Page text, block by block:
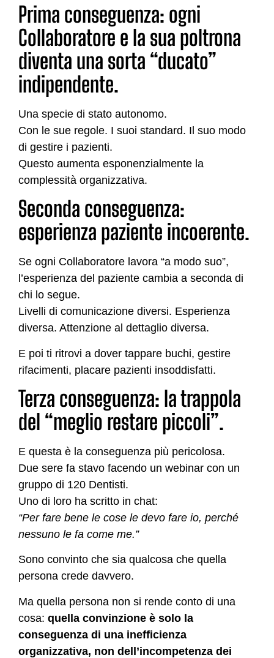
Prima conseguenza: ogni
Collaboratore e la sua poltrona
diventa una sorta “ducato”
indipendente.
Una specie di stato autonomo.
Con le sue regole. I suoi standard. Il suo modo
di gestire i pazienti.
Questo aumenta esponenzialmente la
complessità organizzativa.
Seconda conseguenza:
esperienza paziente incoerente.
Se ogni Collaboratore lavora “a modo suo”,
l’esperienza del paziente cambia a seconda di
chi lo segue.
Livelli di comunicazione diversi. Esperienza
diversa. Attenzione al dettaglio diversa.
E poi ti ritrovi a dover tappare buchi, gestire
rifacimenti, placare pazienti insoddisfatti.
Terza conseguenza: la trappola
del “meglio restare piccoli”.
E questa è la conseguenza più pericolosa.
Due sere fa stavo facendo un webinar con un
gruppo di 120 Dentisti.
Uno di loro ha scritto in chat:
“Per fare bene le cose le devo fare io, perché
nessuno le fa come me.”
Sono convinto che sia qualcosa che quella
persona crede davvero.
Ma quella persona non si rende conto di una
cosa: quella convinzione è solo la
conseguenza di una inefficienza
organizzativa, non dell’incompetenza dei